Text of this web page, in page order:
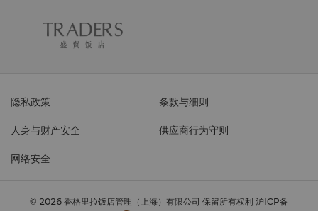
隐私政策 条款与细则
人身与财产安全 供应商行为守则
网络安全
© 2026 香格里拉饭店管理（上海）有限公司 保留所有权利 沪ICP备